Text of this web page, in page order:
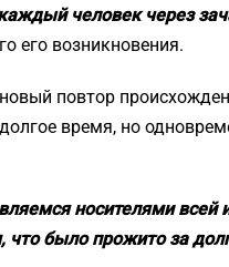
человек через
его возникновения.
повтор
время, но
носителями всей
что было прожито за